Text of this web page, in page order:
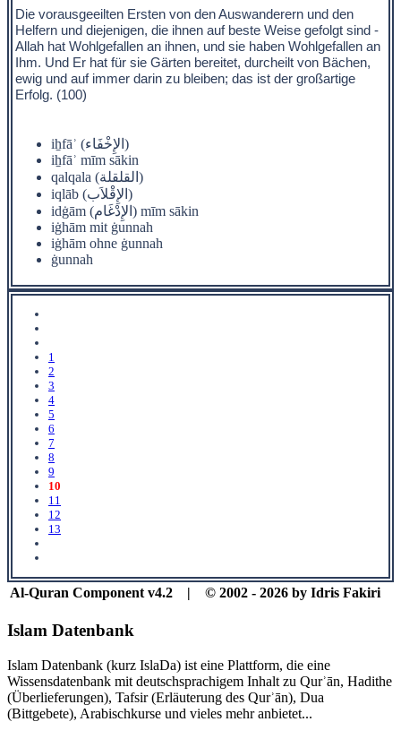
Die vorausgeeilten Ersten von den Auswanderern und den
Helfern und diejenigen, die ihnen auf beste Weise gefolgt sind -
Allah hat Wohlgefallen an ihnen, und sie haben Wohlgefallen an
Ihm. Und Er hat für sie Gärten bereitet, durcheilt von Bächen,
ewig und auf immer darin zu bleiben; das ist der großartige
Erfolg. (100)
iẖfāʾ (الإِخْفَاء)
iẖfāʾ mīm sākin
qalqala (القلقلة)
iqlāb (الإِقْلاَب)
idġām (الإِدْغَام) mīm sākin
iġhām mit ġunnah
iġhām ohne ġunnah
ġunnah
1
2
3
4
5
6
7
8
9
10
11
12
13
Al-Quran Component v4.2 | © 2002 - 2026 by Idris Fakiri
Islam Datenbank
Islam Datenbank (kurz IslaDa) ist eine Plattform, die eine
Wissensdatenbank mit deutschsprachigem Inhalt zu Qurʾān, Hadithe
(Überlieferungen), Tafsir (Erläuterung des Qurʾān), Dua
(Bittgebete), Arabischkurse und vieles mehr anbietet...